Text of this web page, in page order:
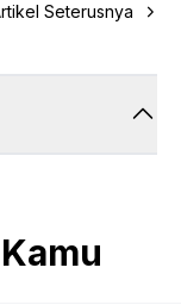
Seterusnya